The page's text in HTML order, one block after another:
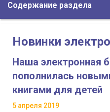
Содержание раздела
Новинки
Наша электронная
пополнилась
книгами для детей
5 апреля 2019